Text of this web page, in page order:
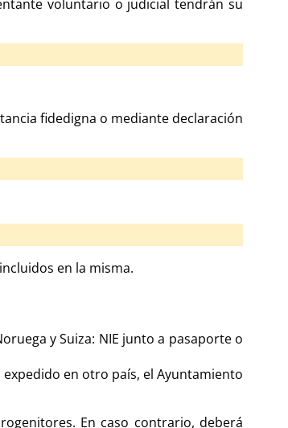
voluntario o judicial tendrán su
fidedigna o mediante declaración
en la misma.
y Suiza: NIE junto a pasaporte o
en otro país, el Ayuntamiento
En caso contrario, deberá